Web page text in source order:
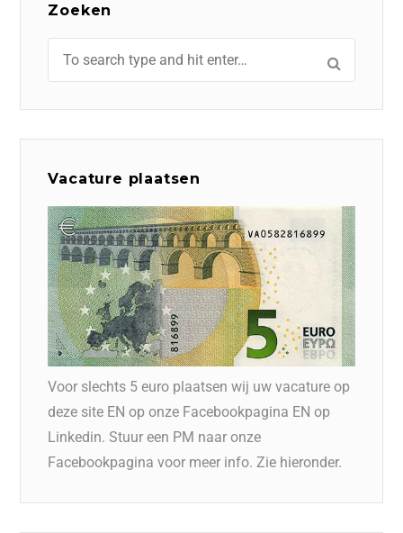
Zoeken
Vacature plaatsen
Voor slechts 5 euro plaatsen wij uw vacature op
deze site EN op onze Facebookpagina EN op
Linkedin. Stuur een PM naar onze
Facebookpagina voor meer info. Zie hieronder.